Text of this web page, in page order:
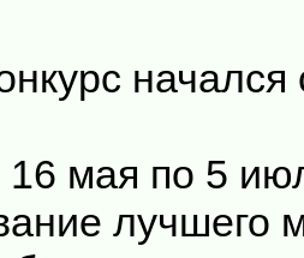
начался
мая по 5
лучшего